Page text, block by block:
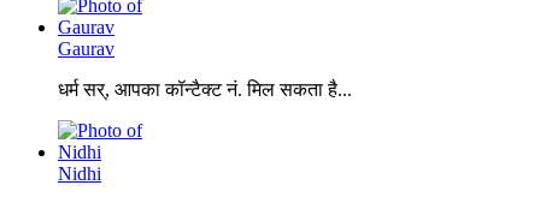
Gaurav
धर्म सर्, आपका कॉन्टैक्ट नं. मिल सकता है...
Nidhi